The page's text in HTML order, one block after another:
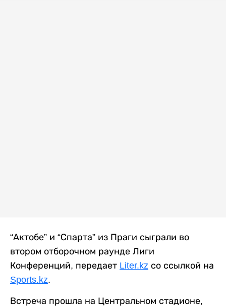
“Актобе” и “Спарта” из Праги сыграли во
втором отборочном раунде Лиги
Конференций, передает Liter.kz со ссылкой на
Sports.kz.
Встреча прошла на Центральном стадионе,